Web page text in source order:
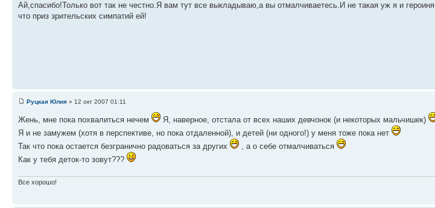
Ай,спасибо!Только вот так не честно.Я вам тут все выкладываю,а вы отмалчиваетесь.И не такая уж я и героиня
что приз зрительских симпатий ей!
Руцкая Юлия » 12 окт 2007 01:11
Жень, мне пока похвалиться нечем
Я, наверное, отстала от всех наших девчонок (и некоторых мальчишек)
Я и не замужем (хотя в перспективе, но пока отдаленной), и детей (ни одного!) у меня тоже пока нет
Так что пока остается безгранично радоваться за других
, а о себе отмалчиваться
Как у тебя деток-то зовут???
Все хорошо!